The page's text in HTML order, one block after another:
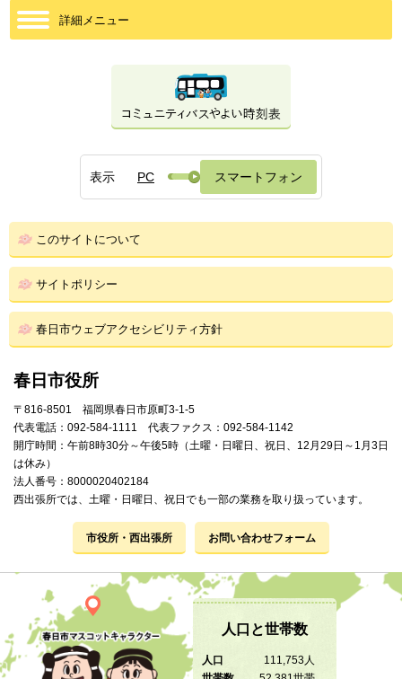
詳細メニュー
表示 PC スマートフォン
このサイトについて
サイトポリシー
春日市ウェブアクセシビリティ方針
春日市役所
〒816-8501 福岡県春日市原町3-1-5
代表電話：092-584-1111 代表ファクス：092-584-1142
開庁時間：午前8時30分～午後5時（土曜・日曜日、祝日、12月29日～1月3日
は休み）
法人番号：8000020402184
西出張所では、土曜・日曜日、祝日でも一部の業務を取り扱っています。
市役所・西出張所 お問い合わせフォーム
人口と世帯数
人口
111,753人